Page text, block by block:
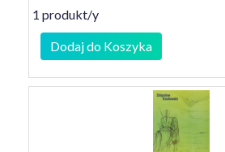
1 produkt/y
Dodaj do Koszyka